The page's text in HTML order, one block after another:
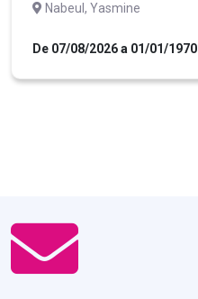
Nabeul, Yasmine
De 07/08/2026 a 01/01/1970